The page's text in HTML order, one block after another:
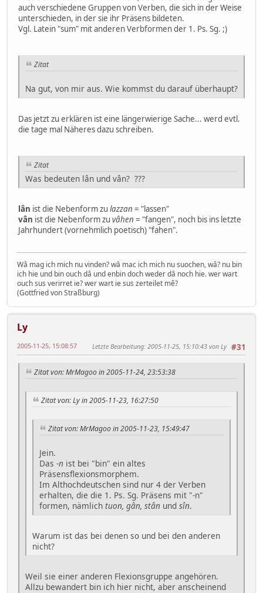
auch verschiedene Gruppen von Verben, die sich in der Weise
unterschieden, in der sie ihr Präsens bildeten.
Vgl. Latein "sum" mit anderen Verbformen der 1. Ps. Sg. ;)
Zitat
Na gut, von mir aus. Wie kommst du darauf überhaupt?
Das jetzt zu erklären ist eine längerwierige Sache... werd evtl.
die tage mal Näheres dazu schreiben.
Zitat
Was bedeuten lân und vân? ???
lân ist die Nebenform zu lazzan = "lassen"
vân ist die Nebenform zu vâhen = "fangen", noch bis ins letzte
Jahrhundert (vornehmlich poetisch) "fahen".
Wâ mag ich mich nu vinden? wâ mac ich mich nu suochen, wâ? nu bin
ich hie und bin ouch dâ und enbin doch weder dâ noch hie. wer wart
ouch sus verirret ie? wer wart ie sus zerteilet mê?
(Gottfried von Straßburg)
Ly
#31
2005-11-25, 15:08:57 Letzte Bearbeitung: 2005-11-25, 15:10:43 von Ly
Zitat von: MrMagoo in 2005-11-24, 23:53:38
Zitat von: Ly in 2005-11-23, 16:27:50
Zitat von: MrMagoo in 2005-11-23, 15:49:47
Jein.
Das -n ist bei "bin" ein altes
Präsensflexionsmorphem.
Im Althochdeutschen sind nur 4 der Verben
erhalten, die die 1. Ps. Sg. Präsens mit "-n"
formen, nämlich tuon, gân, stân und sîn.
Warum ist das bei denen so und bei den anderen
nicht?
Weil sie einer anderen Flexionsgruppe angehören.
Allzu bewandert bin ich hier nicht, aber anscheinend